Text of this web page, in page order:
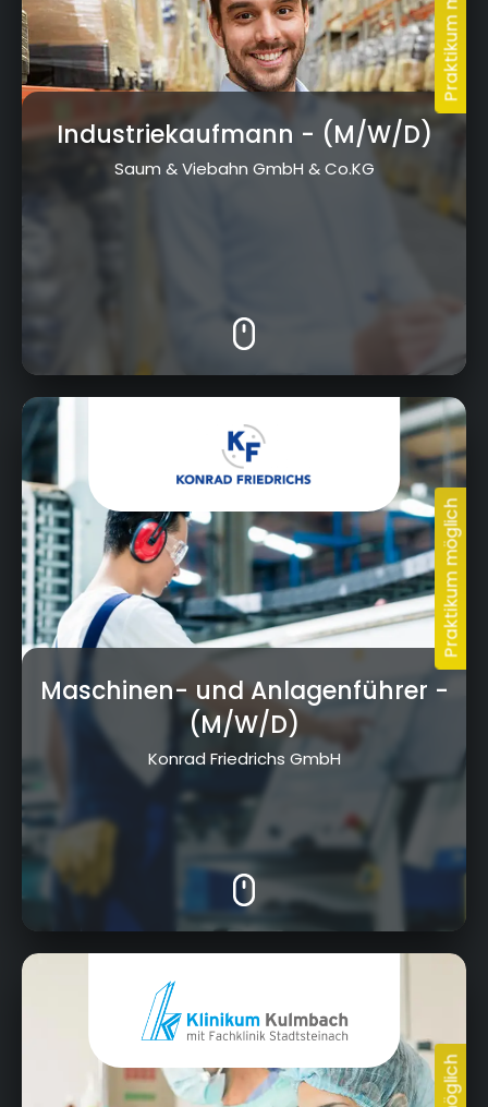
Industriekaufmann - (M/W/D)
Saum & Viebahn GmbH & Co.KG
Vorwerkstraße 20, 95326 Kulmbach
Maschinen- und Anlagenführer -
(M/W/D)
Konrad Friedrichs GmbH
Albert-Schweitzer-Straße 10, 95326 Kulmbach